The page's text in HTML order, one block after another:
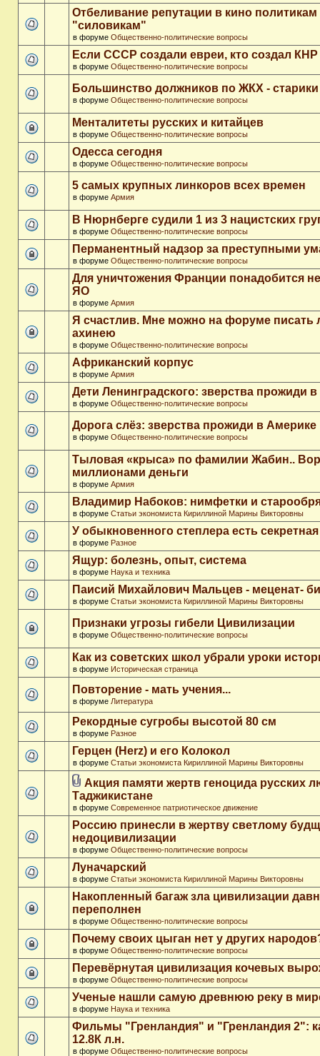
Отбеливание репутации в кино политикам
"силовикам"
в форуме Общественно-политические вопросы
Если СССР создали евреи, кто создал
в форуме Общественно-политические вопросы
Большинство должников по ЖКХ - старики
в форуме Общественно-политические вопросы
Менталитеты русских и китайцев
в форуме Общественно-политические вопросы
Одесса сегодня
в форуме Общественно-политические вопросы
5 самых крупных линкоров всех времен
в форуме Армия
В Нюрнберге судили 1 из 3 нацистских
в форуме Общественно-политические вопросы
Перманентный надзор за преступными
в форуме Общественно-политические вопросы
Для уничтожения Франции понадобится
ЯО
в форуме Армия
Я счастлив. Мне можно на форуме
ахинею
в форуме Общественно-политические вопросы
Африканский корпус
в форуме Армия
Дети Ленинградского: зверства прожиди
в форуме Общественно-политические вопросы
Дорога слёз: зверства прожиди в Америке
в форуме Общественно-политические вопросы
Тыловая «крыса» по фамилии Жабин..
миллионами деньги
в форуме Армия
Владимир Набоков: нимфетки и
в форуме Статьи экономиста Кириллиной Марины Викторовны
У обыкновенного степлера есть
в форуме Разное
Ящур: болезнь, опыт, система
в форуме Наука и техника
Паисий Михайлович Мальцев - меценат-
в форуме Статьи экономиста Кириллиной Марины Викторовны
Признаки угрозы гибели Цивилизации
в форуме Общественно-политические вопросы
Как из советских школ убрали уроки
в форуме Историческая страница
Повторение - мать учения...
в форуме Литература
Рекордные сугробы высотой 80 см
в форуме Разное
Герцен (Herz) и его Колокол
в форуме Статьи экономиста Кириллиной Марины Викторовны
Акция памяти жертв геноцида русских
Таджикистане
в форуме Современное патриотическое движение
Россию принесли в жертву светлому
недоцивилизации
в форуме Общественно-политические вопросы
Луначарский
в форуме Статьи экономиста Кириллиной Марины Викторовны
Накопленный багаж зла цивилизации
переполнен
в форуме Общественно-политические вопросы
Почему своих цыган нет у других
в форуме Общественно-политические вопросы
Перевёрнутая цивилизация кочевых
в форуме Общественно-политические вопросы
Ученые нашли самую древнюю реку в
в форуме Наука и техника
Фильмы "Гренландия" и "Гренландия 2":
12.8К л.н.
в форуме Общественно-политические вопросы